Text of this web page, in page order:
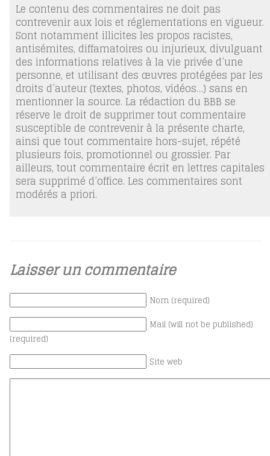
Le contenu des commentaires ne doit pas
contrevenir aux lois et réglementations en vigueur.
Sont notamment illicites les propos racistes,
antisémites, diffamatoires ou injurieux, divulguant
des informations relatives à la vie privée d’une
personne, et utilisant des œuvres protégées par les
droits d’auteur (textes, photos, vidéos…) sans en
mentionner la source. La rédaction du BBB se
réserve le droit de supprimer tout commentaire
susceptible de contrevenir à la présente charte,
ainsi que tout commentaire hors-sujet, répété
plusieurs fois, promotionnel ou grossier. Par
ailleurs, tout commentaire écrit en lettres capitales
sera supprimé d’office. Les commentaires sont
modérés a priori.
Laisser un commentaire
Nom (required)
Mail (will not be published)
(required)
Site web